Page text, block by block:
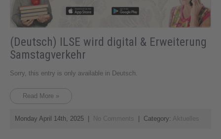
(Deutsch) ILSE wird digital & Erweiterung
Samstagverkehr
Sorry, this entry is only available in Deutsch.
Read More »
Monday April 14th, 2025 | No Comments | Category: Aktuelles